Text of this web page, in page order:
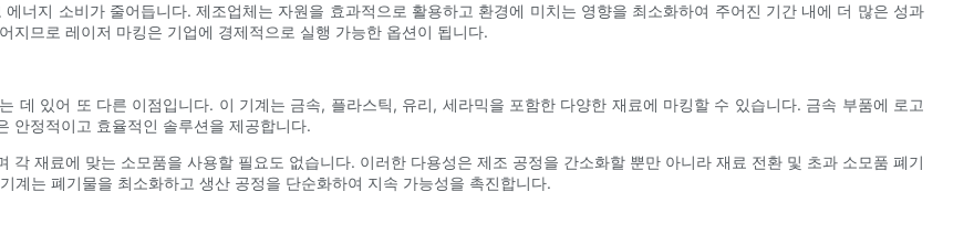
너지 소비가 줄어듭니다. 제조업체는 자원을 효과적으로 활용하고 환경에 미치는 영향을 최소화하여 주어진 기간 내에 더 많은 성과
므로 레이저 마킹은 기업에 경제적으로 실행 가능한 옵션이 됩니다.
데 있어 또 다른 이점입니다. 이 기계는 금속, 플라스틱, 유리, 세라믹을 포함한 다양한 재료에 마킹할 수 있습니다. 금속 부품에 로고
안정적이고 효율적인 솔루션을 제공합니다.
재료에 맞는 소모품을 사용할 필요도 없습니다. 이러한 다용성은 제조 공정을 간소화할 뿐만 아니라 재료 전환 및 초과 소모품 폐기
계는 폐기물을 최소화하고 생산 공정을 단순화하여 지속 가능성을 촉진합니다.